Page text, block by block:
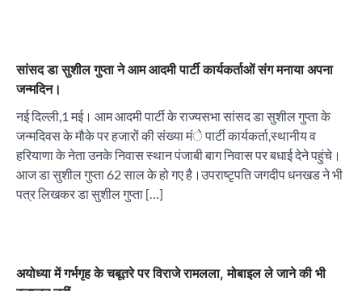
सांसद डा सुशील गुप्ता ने आम आदमी पार्टी कार्यकर्ताओं संग मनाया अपना
जन्मदिन।
नई दिल्ली,1 मई। आम आदमी पार्टी के राज्यसभा सांसद डा सुशील गुप्ता के
जन्मदिवस के मौके पर हजारों की संख्या मंे पार्टी कार्यकर्ता,स्थानीय व
हरियाणा के नेता उनके निवास स्थान पंजाबी बाग निवास पर बधाई देने पहुंचे।
आज डा सुशील गुप्ता 62 साल के हो गए है।उपराष्टृपति जगदीप धनखड ने भी
पत्र लिखकर डा सुशील गुप्ता […]
अयोध्या में गर्भगृह के चबूतरे पर विराजे रामलला, मोबाइल ले जाने की भी